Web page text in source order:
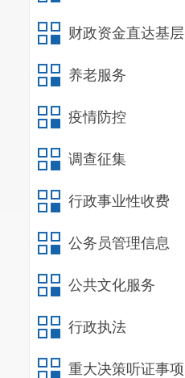
财政资金直达基层
养老服务
疫情防控
调查征集
行政事业性收费
公务员管理信息
公共文化服务
行政执法
重大决策听证事项